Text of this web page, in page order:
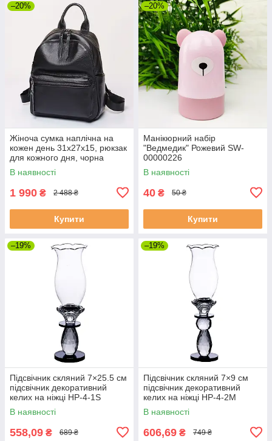
–20%
Жіноча сумка наплічна на
кожен день 31х27х15, рюкзак
для кожного дня, чорна
В наявності
1 990 ₴ 2 488 ₴
Купити
–20%
Манікюрний набір
"Ведмедик" Рожевий SW-
00000226
В наявності
40 ₴ 50 ₴
Купити
–19%
Підсвічник скляний 7×25.5 см
підсвічник декоративний
келих на ніжці HP-4-1S
В наявності
558,09 ₴ 689 ₴
–19%
Підсвічник скляний 7×9 см
підсвічник декоративний
келих на ніжці HP-4-2M
В наявності
606,69 ₴ 749 ₴